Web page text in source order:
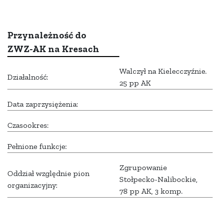
Przynależność do
ZWZ-AK na Kresach
Działalność:
Walczył na Kielecczyźnie.
25 pp AK
Data zaprzysiężenia:
Czasookres:
Pełnione funkcje:
Oddział względnie pion
organizacyjny:
Zgrupowanie
Stołpecko-Nalibockie,
78 pp AK, 3 komp.